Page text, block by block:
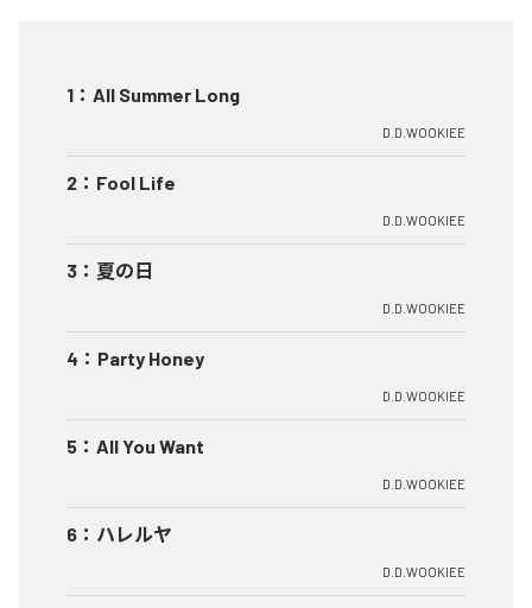
1 ： All Summer Long
D.D.WOOKIEE
2 ： Fool Life
D.D.WOOKIEE
3 ： 夏の日
D.D.WOOKIEE
4 ： Party Honey
D.D.WOOKIEE
5 ： All You Want
D.D.WOOKIEE
6 ： ハレルヤ
D.D.WOOKIEE